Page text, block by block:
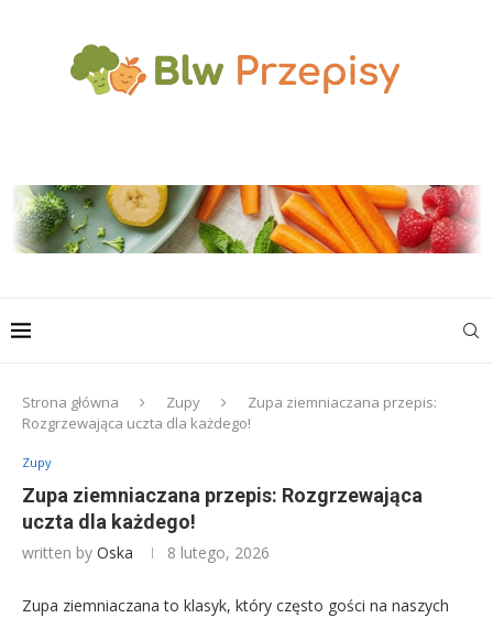
Strona główna Zupy
Zupa ziemniaczana przepis:
Rozgrzewająca uczta dla każdego!
Zupy
Zupa ziemniaczana przepis: Rozgrzewająca
uczta dla każdego!
written by Oska 8 lutego, 2026
Zupa ziemniaczana to klasyk, który często gości na naszych